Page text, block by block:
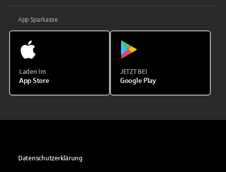
App Sparkasse
Laden im
App Store
JETZT BEI
Google Play
Datenschutzerklärung